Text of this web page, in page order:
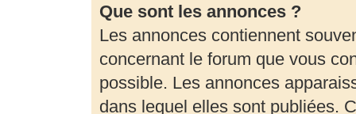
Que sont les annonces ?
Les annonces contiennent
concernant le forum que vous
possible. Les annonces
dans lequel elles sont publiées.